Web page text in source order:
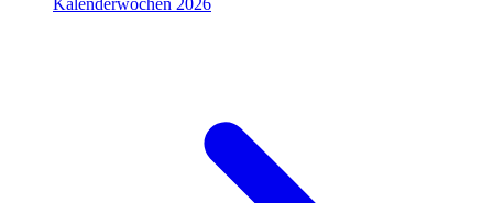
Kalenderwochen 2026